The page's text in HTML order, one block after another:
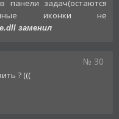
панели задач(остаются
иконки не
заменил
№ 30
? (((